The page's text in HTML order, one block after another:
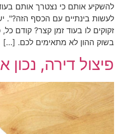
להשקיע אותם כי נצטרך אותם
לעשות בינתיים עם הכסף הזה?".
זקוקים לו בעוד זמן קצר? קודם
בשוק ההון לא מתאימים לכם. […]
פיצול דירה, נכון